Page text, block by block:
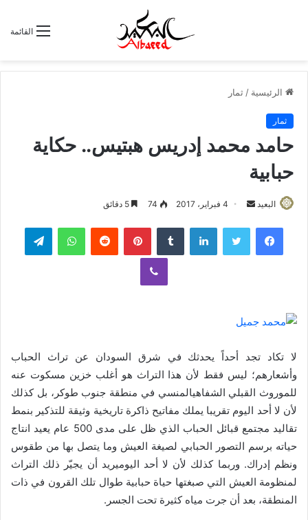
القائمة
الرئيسية / ثمار
ثمار
حامد محمد إدريس هبتيس.. حكاية
حبابية
البعيد
س
ل
د
ل
ر
و
ي
ا
4 فبراير، 2017 74
لينكدإن بينتيريست واتساب
ڤايبر
لا تكاد تجد أحداً يحدثك في شرق السودان عن تراث الحباب
وأشعارهم؛ ليس فقط لأن هذا التراث هو أغلب خزين مسكوت عنه
للموروث القبلي الشفاهيالمنسي في منطقة جنوب طوكر، بل كذلك
لأن لا أحد اليوم تقريبا يملك مفاتيح ذاكرة تاريخية وثيقة للتذكير بنمط
تقاليد مجتمع قبائل الحباب الذي ظل على مدى 500 عام يعيد انتاج
حياته برسم التصور الحبابي لصيغة العيش وما يتصل بها من طقوس
ونظم إدراك. وربما كذلك لأن لا أحد اليوميريد أن يجيّر ذلك التراث
لمنظومة العيش التي صبغتها حياة حبابية طوال تلك القرون في ذات
المنطقة، بعد أن جرت مياه كثيرة تحت الجسر.